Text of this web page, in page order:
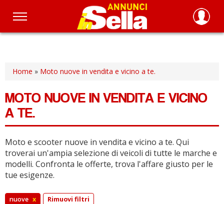
Salta
principale
Home » Moto nuove in vendita e vicino a te.
MOTO NUOVE IN VENDITA E VICINO
A TE.
Moto e scooter nuove in vendita e vicino a te. Qui
troverai un'ampia selezione di veicoli di tutte le marche e
modelli. Confronta le offerte, trova l'affare giusto per le
tue esigenze.
nuove x Rimuovi filtri